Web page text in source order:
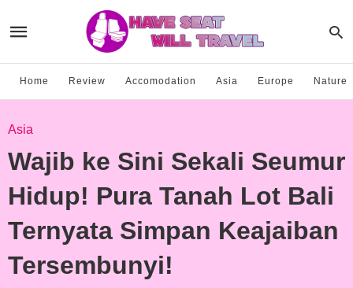
Home Review Accomodation Asia Europe Nature
Asia
Wajib ke Sini Sekali Seumur
Hidup! Pura Tanah Lot Bali
Ternyata Simpan Keajaiban
Tersembunyi!